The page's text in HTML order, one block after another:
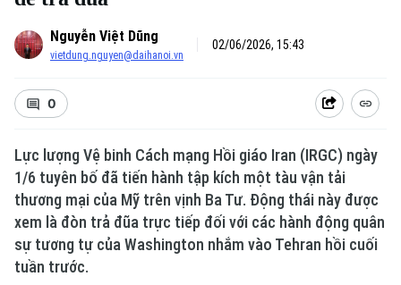
Nguyễn Việt Dũng
vietdung.nguyen@daihanoi.vn
02/06/2026, 15:43
0
Lực lượng Vệ binh Cách mạng Hồi giáo Iran (IRGC) ngày
1/6 tuyên bố đã tiến hành tập kích một tàu vận tải
thương mại của Mỹ trên vịnh Ba Tư. Động thái này được
xem là đòn trả đũa trực tiếp đối với các hành động quân
sự tương tự của Washington nhắm vào Tehran hồi cuối
tuần trước.